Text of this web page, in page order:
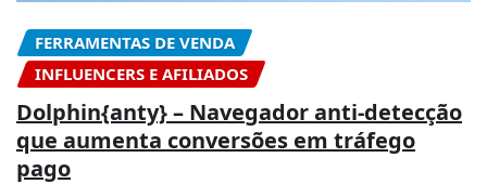
FERRAMENTAS DE VENDA
INFLUENCERS E AFILIADOS
Dolphin{anty} – Navegador anti-detecção
que aumenta conversões em tráfego
pago